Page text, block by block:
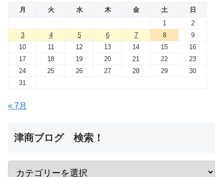
月 火 水 木 金 土
日
1
2
3
4 5 6 7 8
9
10
11 12 13 14 15
16
17
18 19 20 21 22
23
24
25 26 27 28 29
30
31
« 7月
津商ブログ 検索！